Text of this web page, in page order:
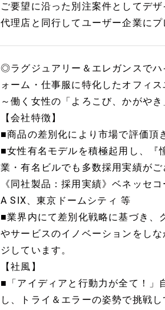
ご要望に沿った別注案件としてデ
代理店と同行してユーザー企業に
◎ラグジュアリー＆エレガンスでハ
ォーム・仕事服に特化したオフィ
～働く女性の「よろこび、かがや
【会社特徴】
■商品の差別化により市場で評価頂
■女性有名モデルを積極起用し、『
業・有名ビルでも多数採用実績がご
《同社製品：採用実績》ベネッセ
A SIX、東京ドームシティ 等
■業界内にて差別化戦略に基づき、
やサービスのイノベーションをし
ジしています。
【社風】
■「アイディアと行動力が全て！」
し、トライ＆エラーの姿勢で挑戦し